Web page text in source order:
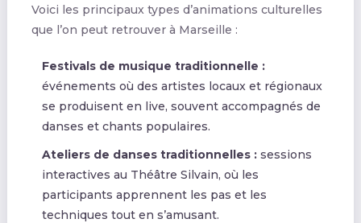
Voici les principaux types d’animations culturelles
que l’on peut retrouver à Marseille :
Festivals de musique traditionnelle :
événements où des artistes locaux et régionaux
se produisent en live, souvent accompagnés de
danses et chants populaires.
Ateliers de danses traditionnelles :sessions
interactives au Théâtre Silvain, où les
participants apprennent les pas et les
techniques tout en s’amusant.